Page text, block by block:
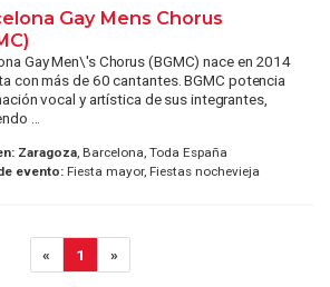
Gay Mens Chorus
Gay Men\'s Chorus (BGMC) nace en 2014
con más de 60 cantantes. BGMC potencia
vocal y artística de sus integrantes,
...
Zaragoza, Barcelona, Toda España
evento:Fiesta mayor, Fiestas nochevieja
« 1 »